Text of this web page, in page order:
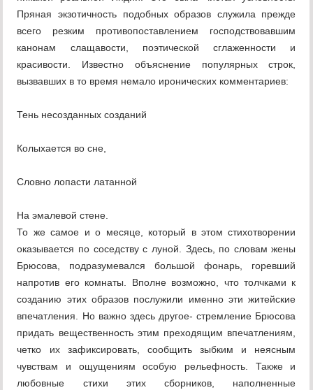
Пряная экзотичность подобных образов служила прежде
всего резким противопоставлением господствовавшим
канонам слащавости, поэтической сглаженности и
красивости. Известно объяснение популярных строк,
вызвавших в то время немало иронических комментариев:
Тень несозданных созданий
Колыхается во сне,
Словно лопасти латанной
На эмалевой стене.
То же самое и о месяце, который в этом стихотворении
оказывается по соседству с луной. Здесь, по словам жены
Брюсова, подразумевался большой фонарь, горевший
напротив его комнаты. Вполне возможно, что толчками к
созданию этих образов послужили именно эти житейские
впечатления. Но важно здесь другое- стремление Брюсова
придать вещественность этим преходящим впечатлениям,
четко их зафиксировать, сообщить зыбким и неясным
чувствам и ощущениям особую рельефность. Также и
любовные стихи этих сборников, наполненные